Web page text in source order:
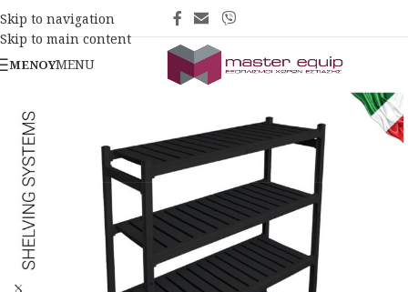
Skip to navigation
Skip to main content
ΜΕΝΟΎMENU